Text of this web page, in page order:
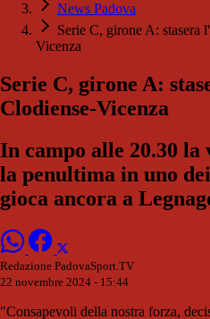
News Padova
Serie C, girone A: stasera
Vicenza
Serie C, girone A:
Clodiense-Vicenza
In campo alle 20.30 la
la penultima in uno
gioca ancora a
Redazione PadovaSport.TV
22 novembre 2024 - 15:44
"Consapevoli della nostra forza,